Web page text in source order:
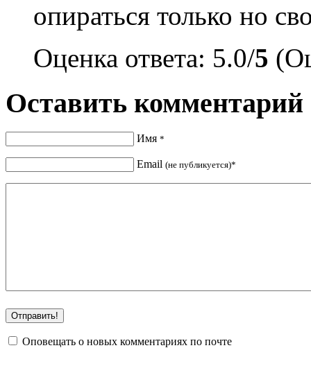
опираться только но
Оценка ответа: 5.0/5
Оставить комментарий
Имя *
Email (не публикуется)*
Оповещать о новых комментариях по почте